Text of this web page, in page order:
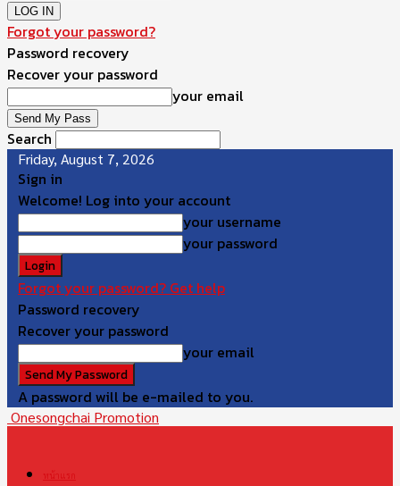
Forgot your password?
Password recovery
Recover your password
your email
Search
Friday, August 7, 2026
Sign in
Welcome! Log into your account
your username
your password
Forgot your password? Get help
Password recovery
Recover your password
your email
A password will be e-mailed to you.
Onesongchai Promotion
หน้าแรก